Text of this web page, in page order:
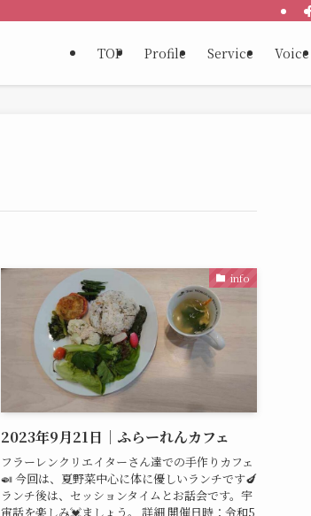
TOP Profile Service Voice
info
2023年9月21日｜ふらーれんカフェ
フラーレンクリエイターさん達での手作りカフェ
🍛 今回は、夏野菜中心に体に優しいランチです🍆
ランチ後は、セッションタイムとお話会です。宇
宙話を楽しみ💓ましょう。 詳細 開催日時：令和5